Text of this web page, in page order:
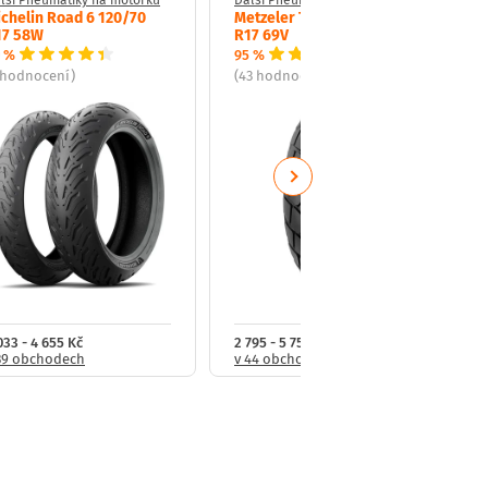
Road 6 120/70
58W
- 4 655 Kč
obchodech
Metzeler Tourance 150/70
R17 69V
95 %
(43 hodnocení)
2 795 - 5 754 Kč
v 44 obchodech
Next